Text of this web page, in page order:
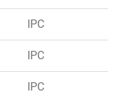
IPC
IPC
IPC